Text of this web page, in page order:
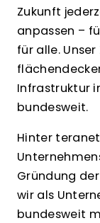
Zukunft
anpassen –
für alle.
Infrastruktur
bundesweit.
Hinter
Gründung
wir als
bundesweit